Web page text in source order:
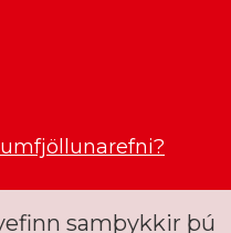
samþykkir þú